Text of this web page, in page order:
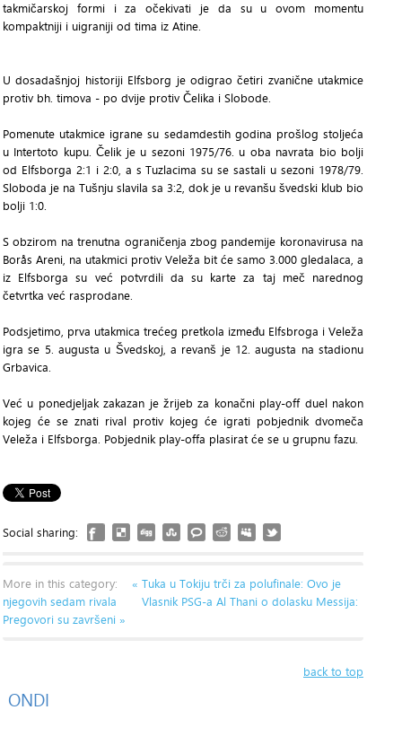
takmičarskoj formi i za očekivati je da su u ovom momentu
kompaktniji i uigraniji od tima iz Atine.
U dosadašnjoj historiji Elfsborg je odigrao četiri zvanične utakmice
protiv bh. timova - po dvije protiv Čelika i Slobode.
Pomenute utakmice igrane su sedamdestih godina prošlog stoljeća
u Intertoto kupu. Čelik je u sezoni 1975/76. u oba navrata bio bolji
od Elfsborga 2:1 i 2:0, a s Tuzlacima su se sastali u sezoni 1978/79.
Sloboda je na Tušnju slavila sa 3:2, dok je u revanšu švedski klub bio
bolji 1:0.
S obzirom na trenutna ograničenja zbog pandemije koronavirusa na
Borås Areni, na utakmici protiv Veleža bit će samo 3.000 gledalaca, a
iz Elfsborga su već potvrdili da su karte za taj meč narednog
četvrtka već rasprodane.
Podsjetimo, prva utakmica trećeg pretkola između Elfsbroga i Veleža
igra se 5. augusta u Švedskoj, a revanš je 12. augusta na stadionu
Grbavica.
Već u ponedjeljak zakazan je žrijeb za konačni play-off duel nakon
kojeg će se znati rival protiv kojeg će igrati pobjednik dvomeča
Veleža i Elfsborga. Pobjednik play-offa plasirat će se u grupnu fazu.
Social sharing:
More in this category:
« Tuka u Tokiju trči za polufinale: Ovo je
njegovih sedam rivala
Vlasnik PSG-a Al Thani o dolasku Messija:
Pregovori su završeni »
back to top
ONDI